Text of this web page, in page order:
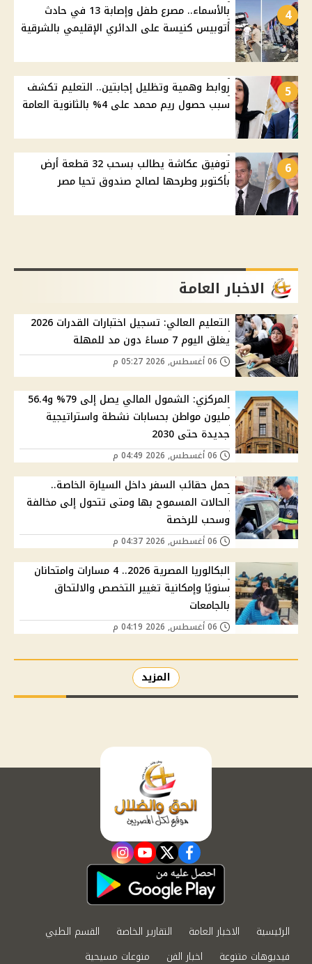
4
بالأسماء.. مصرع طفل وإصابة 13 في حادث
أتوبيس كنيسة على الدائري الإقليمي بالشرقية
5
روابط وهمية وتظليل إجابتين.. التعليم تكشف
سبب حصول ريم محمد على 4% بالثانوية العامة
6
توفيق عكاشة يطالب بسحب 32 قطعة أرض
بأكتوبر وطرحها لصالح صندوق تحيا مصر
الاخبار العامة
التعليم العالي: تسجيل اختبارات القدرات 2026
يغلق اليوم 7 مساءً دون مد للمهلة
المركزي: الشمول المالي يصل إلى 79% و56.4
مليون مواطن بحسابات نشطة واستراتيجية
جديدة حتى 2030
حمل حقائب السفر داخل السيارة الخاصة..
الحالات المسموح بها ومتى تتحول إلى مخالفة
وسحب للرخصة
البكالوريا المصرية 2026.. 4 مسارات وامتحانان
سنويًا وإمكانية تغيير التخصص والالتحاق
بالجامعات
المزيد
facebook
twitter
youtube
instagram
الرئيسية الاخبار العامة التقارير الخاصة
القسم الطبي
فيديوهات متنوعة
اخبار الفن منوعات مسيحية